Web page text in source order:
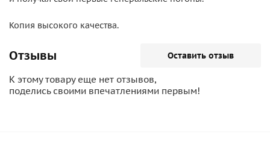
Копия высокого качества.
Отзывы Оставить отзыв
К этому товару еще нет отзывов,
поделись своими впечатлениями первым!